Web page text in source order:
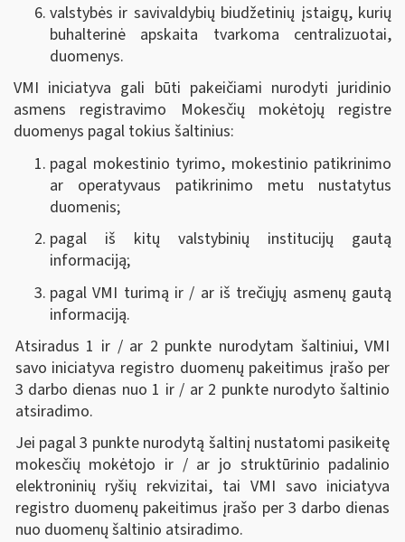
valstybės ir savivaldybių biudžetinių įstaigų, kurių
buhalterinė apskaita tvarkoma centralizuotai,
duomenys.
VMI iniciatyva gali būti pakeičiami nurodyti juridinio
asmens registravimo Mokesčių mokėtojų registre
duomenys pagal tokius šaltinius:
pagal mokestinio tyrimo, mokestinio patikrinimo
ar operatyvaus patikrinimo metu nustatytus
duomenis;
pagal iš kitų valstybinių institucijų gautą
informaciją;
pagal VMI turimą ir / ar iš trečiųjų asmenų gautą
informaciją.
Atsiradus 1 ir / ar 2 punkte nurodytam šaltiniui, VMI
savo iniciatyva registro duomenų pakeitimus įrašo per
3 darbo dienas nuo 1 ir / ar 2 punkte nurodyto šaltinio
atsiradimo.
Jei pagal 3 punkte nurodytą šaltinį nustatomi pasikeitę
mokesčių mokėtojo ir / ar jo struktūrinio padalinio
elektroninių ryšių rekvizitai, tai VMI savo iniciatyva
registro duomenų pakeitimus įrašo per 3 darbo dienas
nuo duomenų šaltinio atsiradimo.